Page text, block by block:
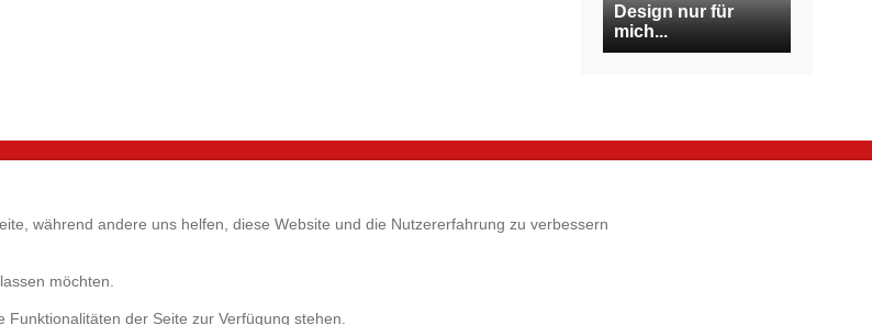
Design nur für
mich...
Service
Umfrage 3D-Druck
während andere uns helfen, diese Website und die Nutzererfahrung zu verbessern
möchten.
der Seite zur Verfügung stehen.